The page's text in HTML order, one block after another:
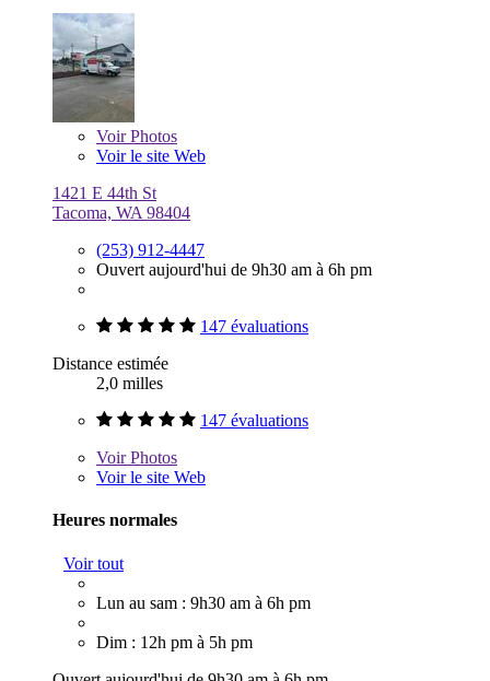
VoirPhotos
Voir le site Web
1421 E 44th St
Tacoma, WA 98404
(253) 912-4447
Ouvert aujourd'hui de 9h30 am à 6h pm
147 évaluations
Distance estimée
2,0 milles
147 évaluations
VoirPhotos
Voir le site Web
Heures normales
Voir tout
Lun au sam : 9h30 am à 6h pm
Dim : 12h pm à 5h pm